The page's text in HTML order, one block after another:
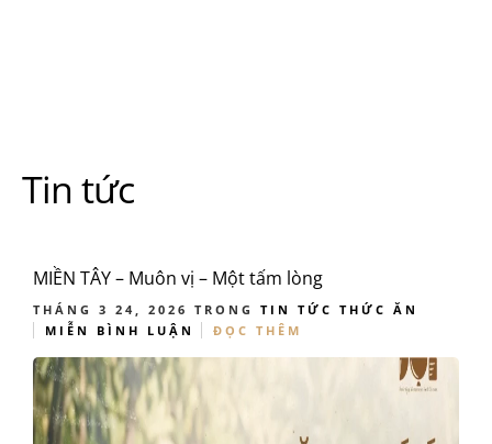
Tin tức
MIỀN TÂY – Muôn vị – Một tấm lòng
THÁNG 3 24, 2026 TRONG TIN TỨC THỨC ĂN
MIỄN BÌNH LUẬN
ĐỌC THÊM